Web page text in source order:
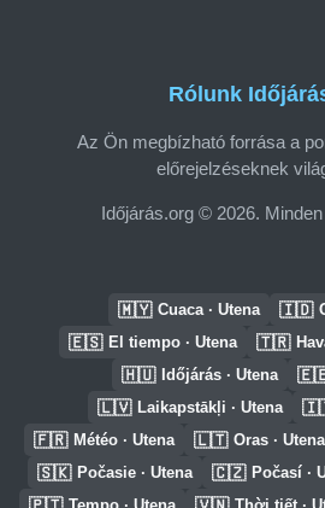
Rólunk
Az Ön megbízható forrása a
előrejelzéseknek
Időjárás.org © 2026.
🇲🇾 Cuaca · Utena 🇮🇩
🇪🇸 El tiempo · Utena 🇹🇷
🇭🇺 Időjárás · Utena
🇱🇻 Laikapstākļi · Utena
🇫🇷 Météo · Utena 🇱🇹 Oras · Utena
🇸🇰 Počasie · Utena 🇨🇿 Počasí ·